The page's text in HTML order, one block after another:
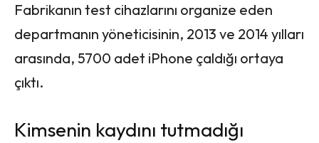
Fabrikanın test cihazlarını organize eden
departmanın yöneticisinin, 2013 ve 2014 yılları
arasında, 5700 adet iPhone çaldığı ortaya
çıktı.
Kimsenin kaydını tutmadığı